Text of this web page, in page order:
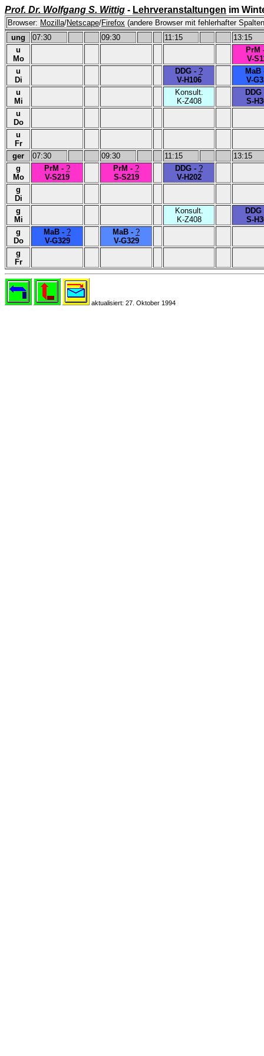
Prof. Dr. Wolfgang S. Wittig - Lehrveranstaltungen im
Browser: Mozilla/Netscape/Firefox (andere Browser mit fehlerhafter
ung
07:30 09:30 11:15
13:15
u
Mo
PrM
V-
u
Di
DDG - ?
V-H106
V-
u
Mi
Konsult.
K-Z408
S-
u
Do
u
Fr
ger
07:30 09:30 11:15
13:15
g
Mo
PrM - ?
V-S219
PrM - ?
S-S219
DDG - ?
V-H202
g
Di
g
Mi
Konsult.
K-Z408
S-
g
Do
MaB - ?
V-G329
MaB - ?
V-G329
g
Fr
aktualisiert: 27. Oktober 1994